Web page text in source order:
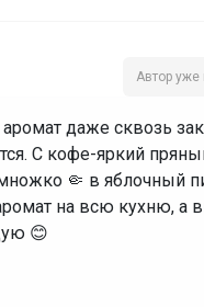
Автор уже
даже сквозь
С кофе-яркий
🤏 в яблочный
на всю кухню, а
😊